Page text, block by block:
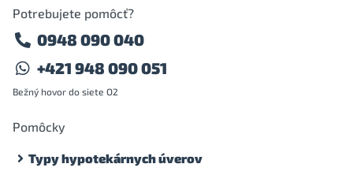
Potrebujete pomôcť?
0948 090 040
+421 948 090 051
Bežný hovor do siete O2
Pomôcky
Typy hypotekárnych úverov